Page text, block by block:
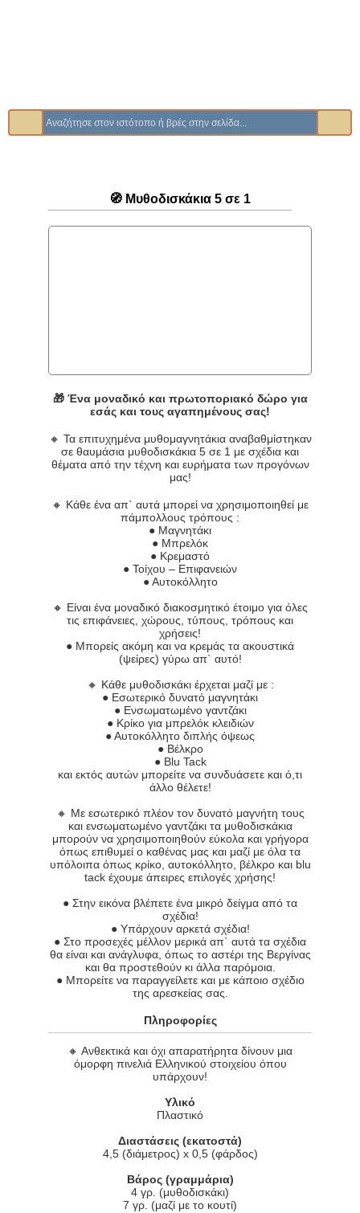
🧭 Μυθοδισκάκια 5 σε 1
🎁 Ένα μοναδικό και πρωτοποριακό δώρο για
εσάς και τους αγαπημένους σας!
🔸 Τα επιτυχημένα μυθομαγνητάκια αναβαθμίστηκαν
σε θαυμάσια μυθοδισκάκια 5 σε 1 με σχέδια και
θέματα από την τέχνη και ευρήματα των προγόνων
μας!
🔸 Κάθε ένα απ` αυτά μπορεί να χρησιμοποιηθεί με
πάμπολλους τρόπους :
● Μαγνητάκι
● Μπρελόκ
● Κρεμαστό
● Τοίχου – Επιφανειών
● Αυτοκόλλητο
🔸 Είναι ένα μοναδικό διακοσμητικό έτοιμο για όλες
τις επιφάνειες, χώρους, τύπους, τρόπους και
χρήσεις!
● Μπορείς ακόμη και να κρεμάς τα ακουστικά
(ψείρες) γύρω απ` αυτό!
🔸 Κάθε μυθοδισκάκι έρχεται μαζί με :
● Εσωτερικό δυνατό μαγνητάκι
● Ενσωματωμένο γαντζάκι
● Κρίκο για μπρελόκ κλειδιών
● Αυτοκόλλητο διπλής όψεως
● Βέλκρο
● Blu Tack
και εκτός αυτών μπορείτε να συνδυάσετε και ό,τι
άλλο θέλετε!
🔸 Με εσωτερικό πλέον τον δυνατό μαγνήτη τους
και ενσωματωμένο γαντζάκι τα μυθοδισκάκια
μπορούν να χρησιμοποιηθούν εύκολα και γρήγορα
όπως επιθυμεί ο καθένας μας και μαζί με όλα τα
υπόλοιπα όπως κρίκο, αυτοκόλλητο, βέλκρο και blu
tack έχουμε άπειρες επιλογές χρήσης!
● Στην εικόνα βλέπετε ένα μικρό δείγμα από τα
σχέδια!
● Υπάρχουν αρκετά σχέδια!
● Στο προσεχές μέλλον μερικά απ` αυτά τα σχέδια
θα είναι και ανάγλυφα, όπως το αστέρι της Βεργίνας
και θα προστεθούν κι άλλα παρόμοια.
● Μπορείτε να παραγγείλετε και με κάποιο σχέδιο
της αρεσκείας σας.
Πληροφορίες
🔸 Ανθεκτικά και όχι απαρατήρητα δίνουν μια
όμορφη πινελιά Ελληνικού στοιχείου όπου
υπάρχουν!
Υλικό
Πλαστικό
Διαστάσεις (εκατοστά)
4,5 (διάμετρος) x 0,5 (φάρδος)
Βάρος (γραμμάρια)
4 γρ. (μυθοδισκάκι)
7 γρ. (μαζί με το κουτί)